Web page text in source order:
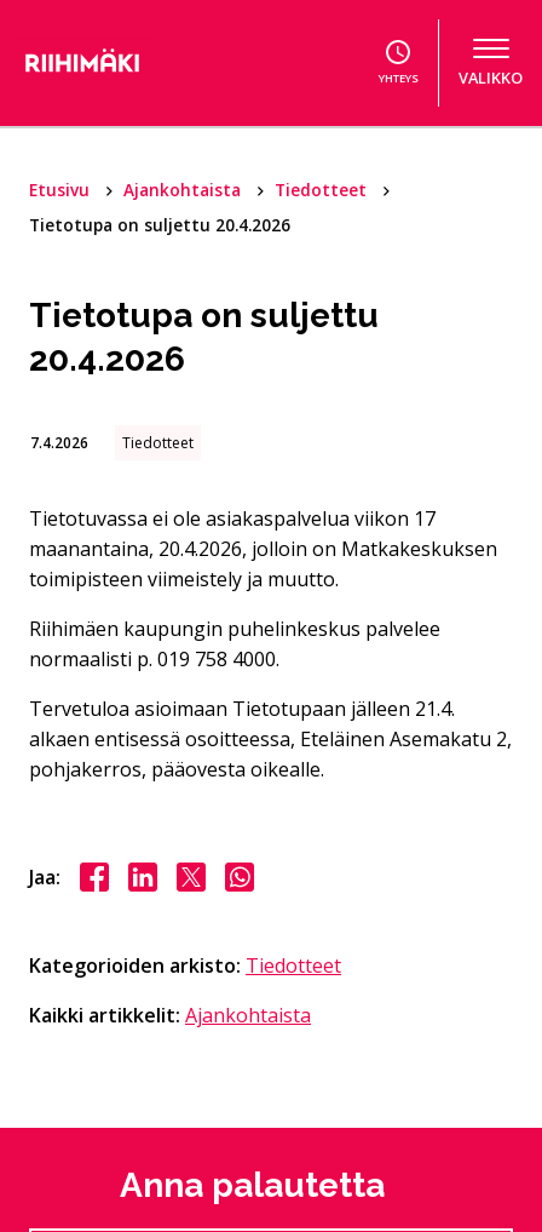
YHTEYS VALIKKO
Etusivu Ajankohtaista
Tiedotteet
Tietotupa on suljettu 20.4.2026
Tietotupa on suljettu
20.4.2026
7.4.2026 Tiedotteet
Tietotuvassa ei ole asiakaspalvelua viikon 17
maanantaina, 20.4.2026, jolloin on Matkakeskuksen
toimipisteen viimeistely ja muutto.
Riihimäen kaupungin puhelinkeskus palvelee
normaalisti p. 019 758 4000.
Tervetuloa asioimaan Tietotupaan jälleen 21.4.
alkaen entisessä osoitteessa, Eteläinen Asemakatu 2,
pohjakerros, pääovesta oikealle.
Jaa: Jaa Facebookissa
Jaa LinkedInissä
Jaa X:ssäJaa WhasAppissa
Kategorioiden arkisto: Tiedotteet
Kaikki artikkelit: Ajankohtaista
Anna palautetta